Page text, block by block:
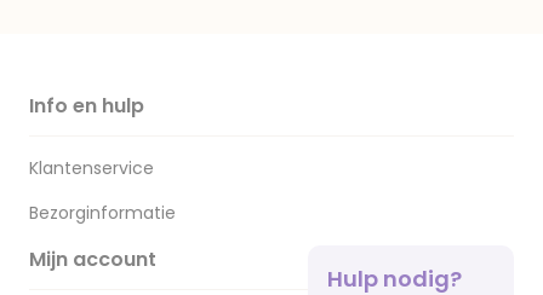
Info en hulp
Klantenservice
Bezorginformatie
Mijn account
Hulp nodig?